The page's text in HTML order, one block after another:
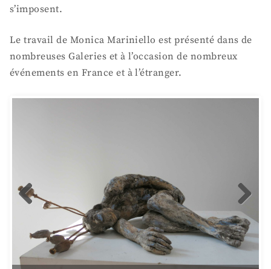
s’imposent.
Le travail de Monica Mariniello est présenté dans de
nombreuses Galeries et à l’occasion de nombreux
événements en France et à l’étranger.